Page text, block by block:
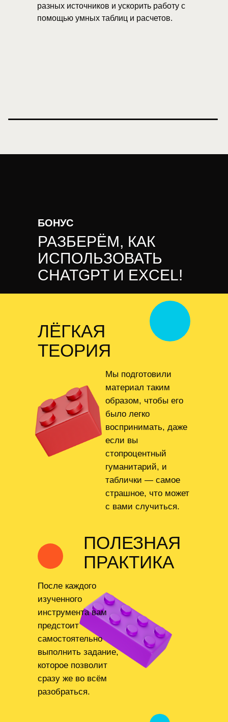
разных источников и ускорить работу с
помощью умных таблиц и расчетов.
БОНУС
РАЗБЕРЁМ, КАК
ИСПОЛЬЗОВАТЬ
CHATGPT И EXCEL!
ЛЁГКАЯ
ТЕОРИЯ
Мы подготовили
материал таким
образом, чтобы его
было легко
воспринимать, даже
если вы
стопроцентный
гуманитарий, и
таблички — самое
страшное, что может
с вами случиться.
После каждого
изученного
инструмента вам
предстоит
самостоятельно
выполнить задание,
которое позволит
сразу же во всём
разобраться.
ПОЛЕЗНАЯ
ПРАКТИКА